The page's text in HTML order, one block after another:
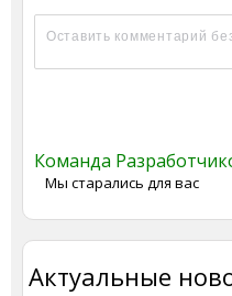
Команда
Мы старались для вас
Актуальные